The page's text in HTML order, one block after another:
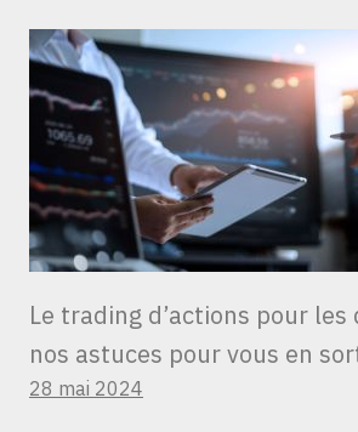
Le trading d’actions pour
nos astuces pour vous en
28 mai 2024